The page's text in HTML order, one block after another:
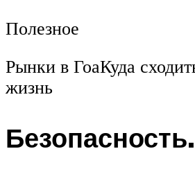
Полезное
Рынки в ГоаКуда
жизнь
Безопасность.